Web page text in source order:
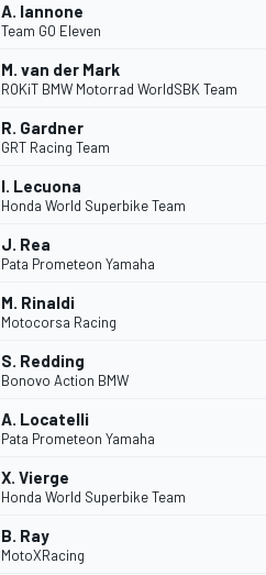
A. Iannone
Team GO Eleven
M. van der Mark
ROKiT BMW Motorrad WorldSBK Team
R. Gardner
GRT Racing Team
I. Lecuona
Honda World Superbike Team
J. Rea
Pata Prometeon Yamaha
M. Rinaldi
Motocorsa Racing
S. Redding
Bonovo Action BMW
A. Locatelli
Pata Prometeon Yamaha
X. Vierge
Honda World Superbike Team
B. Ray
MotoXRacing